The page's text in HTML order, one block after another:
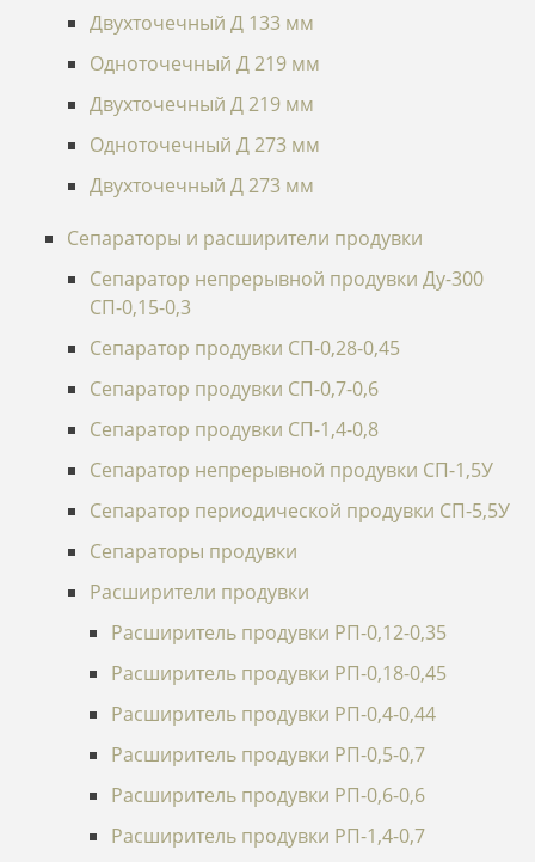
Двухточечный Д 133 мм
Одноточечный Д 219 мм
Двухточечный Д 219 мм
Одноточечный Д 273 мм
Двухточечный Д 273 мм
Сепараторы и расширители продувки
Сепаратор непрерывной продувки Ду-300
СП-0,15-0,3
Сепаратор продувки СП-0,28-0,45
Сепаратор продувки СП-0,7-0,6
Сепаратор продувки СП-1,4-0,8
Сепаратор непрерывной продувки СП-1,5У
Сепаратор периодической продувки СП-5,5У
Сепараторы продувки
Расширители продувки
Расширитель продувки РП-0,12-0,35
Расширитель продувки РП-0,18-0,45
Расширитель продувки РП-0,4-0,44
Расширитель продувки РП-0,5-0,7
Расширитель продувки РП-0,6-0,6
Расширитель продувки РП-1,4-0,7